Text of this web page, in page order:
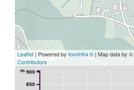
Leaflet| Powered by tourinfra ® | Map data by ©
Contributors
850
900
m